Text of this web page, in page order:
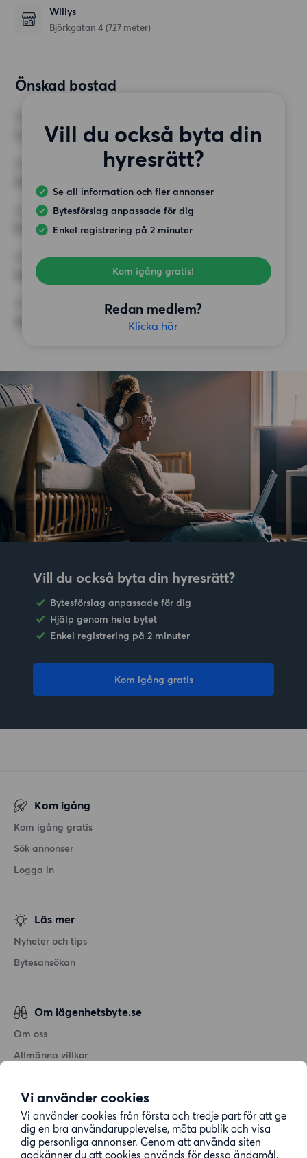
Vi använder cookies
Vi använder cookies från första och tredje part för att ge
dig en bra användarupplevelse, mäta publik och visa
dig personliga annonser. Genom att använda siten
godkänner du att cookies används för dessa ändamål.
Willys
Björkgatan 4 (727 meter)
Önskad bostad
Vill du också byta din
hyresrätt?
Se all information och fler annonser
Bytesförslag anpassade för dig
Enkel registrering på 2 minuter
Kom igång gratis!
Redan medlem?
Klicka här
MINST ANTAL KVADRATMETER
HÖGSTA HYRA
8 500 kr
Inga speciella krav
ÖVRIGA PREFERENSER
Inga speciella preferenser
Vill du också byta din hyresrätt?
Bytesförslag anpassade för dig
Hjälp genom hela bytet
Enkel registrering på 2 minuter
Kom igång gratis
Kom igång
Kom igång gratis
Sök annonser
Logga in
Läs mer
Nyheter och tips
Bytesansökan
Om lägenhetsbyte.se
Om oss
Allmänna villkor
Cookiepolicy
Sitemap